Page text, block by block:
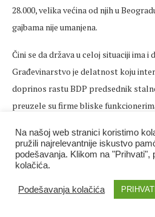
28.000, velika većina od njih u
gajbama nije umanjena.
Čini se da država u celoj situaciji ima i
Građevinarstvo je delatnost koju
doprinos rastu BDP predsednik
preuzele su firme bliske
najbogatiji sloj.
Zabeležena je i za Srbiju nova pojava
stanova, pa postoji ne mali broj
stanova. U vreme kada je novac, i
Na našoj web stranici koristimo
pružili najrelevantnije iskustvo
podešavanja. Klikom na "Prihvati",
kolačića.
Podešavanja kolačića PRIHVATI